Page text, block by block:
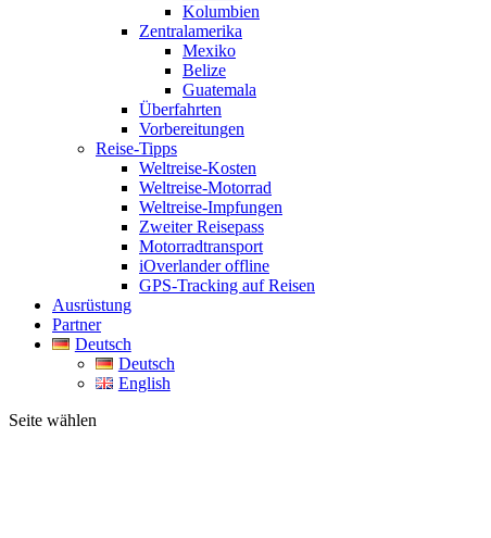
Kolumbien
Zentralamerika
Mexiko
Belize
Guatemala
Überfahrten
Vorbereitungen
Reise-Tipps
Weltreise-Kosten
Weltreise-Motorrad
Weltreise-Impfungen
Zweiter Reisepass
Motorradtransport
iOverlander offline
GPS-Tracking auf Reisen
Ausrüstung
Partner
Deutsch
Deutsch
English
Seite wählen